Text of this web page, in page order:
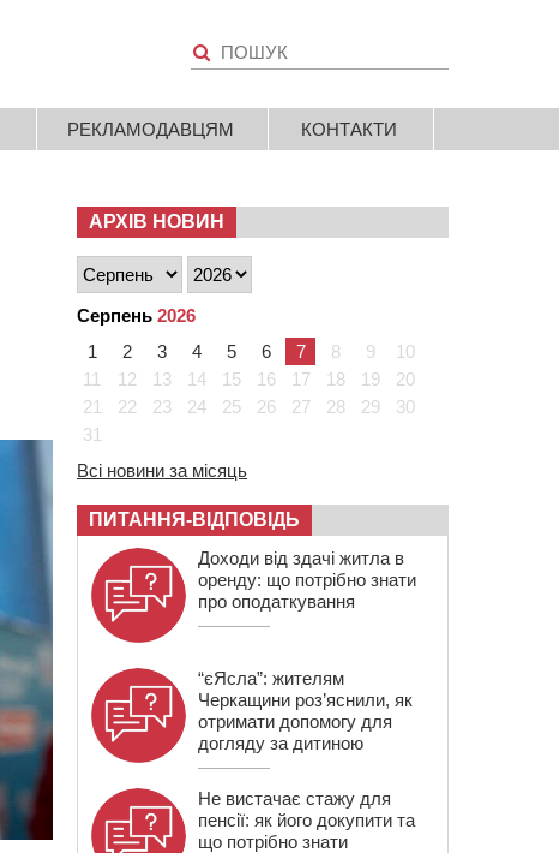
РЕКЛАМОДАВЦЯМ КОНТАКТИ
АРХІВ НОВИН
Серпень 2026
1
2 3 4 5 6 7 8 9
10
11
12 13 14 15 16 17 18 19
20
21
22 23 24 25 26 27 28 29
30
31
Всі новини за місяць
ПИТАННЯ-ВІДПОВІДЬ
Доходи від здачі житла в
оренду: що потрібно знати
про оподаткування
“єЯсла”: жителям
Черкащини роз’яснили, як
отримати допомогу для
догляду за дитиною
Не вистачає стажу для
пенсії: як його докупити та
що потрібно знати